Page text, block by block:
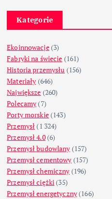
Kategorie
Ekoinnowacje(3)
Fabryki na świecie (161)
Historia przemysłu (156)
Materiały (646)
Największe (260)
Polecamy (7)
Porty morskie(143)
Przemysł (1 324)
Przemysł 4.0(6)
Przemysł budowlany (157)
Przemysł cementowy (157)
Przemysł chemiczny (196)
Przemysł ciężki (35)
Przemysł energetyczny (166)